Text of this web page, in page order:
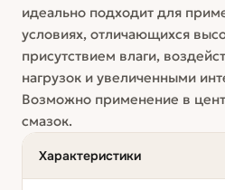
идеально подходит для
условиях, отличающихся
присутствием влаги,
нагрузок и увеличенными
Возможно применение в
смазок.
Характеристики